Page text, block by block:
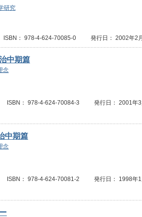
研究
： 978-4-624-70085-0 発行日： 2002年2
中期篇
念
ISBN： 978-4-624-70084-3 発行日： 2001年3
中期篇
念
ISBN： 978-4-624-70081-2 発行日： 1998年1